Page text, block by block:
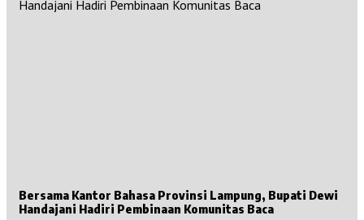
Bersama Kantor Bahasa Provinsi Lampung, Bupati Dewi
Handajani Hadiri Pembinaan Komunitas Baca